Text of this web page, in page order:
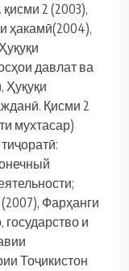
2 (2003),
ҳакамӣ(2004),
давлат ва
Ҳуқуқи
Қисми 2
мухтасар)
Фарҳанги
и
Тоҷикистон